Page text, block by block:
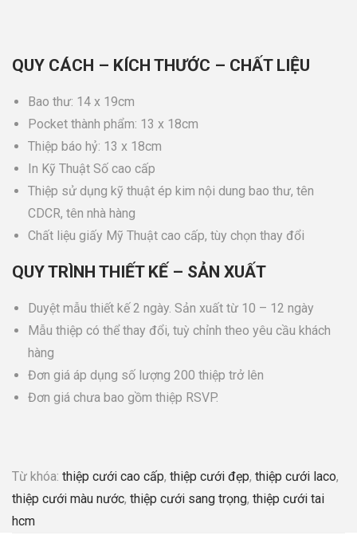
QUY CÁCH – KÍCH THƯỚC – CHẤT LIỆU
Bao thư: 14 x 19cm
Pocket thành phẩm: 13 x 18cm
Thiệp báo hỷ: 13 x 18cm
In Kỹ Thuật Số cao cấp
Thiệp sử dụng kỹ thuật ép kim nội dung bao thư, tên
CDCR, tên nhà hàng
Chất liệu giấy Mỹ Thuật cao cấp, tùy chọn thay đổi
QUY TRÌNH THIẾT KẾ – SẢN XUẤT
Duyệt mẫu thiết kế 2 ngày. Sản xuất từ 10 – 12 ngày
Mẫu thiệp có thể thay đổi, tuỳ chỉnh theo yêu cầu khách
hàng
Đơn giá áp dụng số lượng 200 thiệp trở lên
Đơn giá chưa bao gồm thiệp RSVP.
Từ khóa: thiệp cưới cao cấp, thiệp cưới đẹp, thiệp cưới laco,
thiệp cưới màu nước, thiệp cưới sang trọng, thiệp cưới tai
hcm